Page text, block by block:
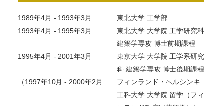
1989年4月 - 1993年3月
東北大学 工学部
1993年4月 - 1995年3月
東北大学 大学院 工学研究科
建築学専攻 博士前期課程
1995年4月 - 2001年3月
東京大学 大学院 工学系研究
科 建築学専攻 博士後期課程
（1997年10月 - 2000年2月
フィンランド・ヘルシンキ
工科大学 大学院 留学（フィ